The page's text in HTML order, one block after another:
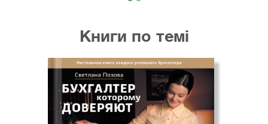
І вона стала його супутницею. Будучи музою від
природи, цінителькою мудрості та естетики,
Світлана привнесла в життя чоловіка красу,
безліч яскравих незабутніх подій та
сталий порядок. «Я допомагаю своєму чоловікові
проявляти його кращі якості та таланти. І глибоко
переконана, що про його здібності в управлінні
Книги по темі